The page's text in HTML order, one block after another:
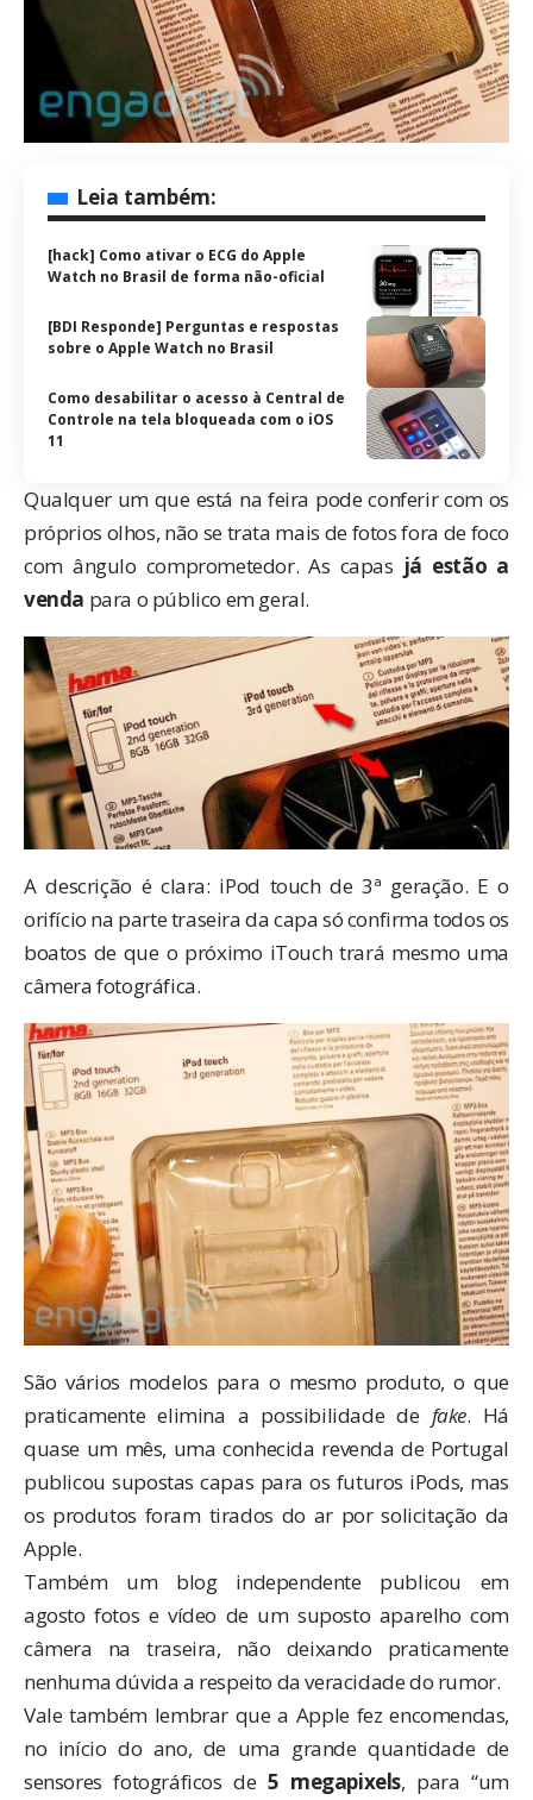
Leia também:
[hack] Como ativar o ECG do Apple
Watch no Brasil de forma não-oficial
[BDI Responde] Perguntas e respostas
sobre o Apple Watch no Brasil
Como desabilitar o acesso à Central de
Controle na tela bloqueada com o iOS
11
Qualquer um que está na feira pode conferir com os
próprios olhos, não se trata mais de fotos fora de foco
com ângulo comprometedor. As capas já estão a
venda para o público em geral.
A descrição é clara: iPod touch de 3ª geração. E o
orifício na parte traseira da capa só confirma todos os
boatos de que o próximo iTouch trará mesmo uma
câmera fotográfica.
São vários modelos para o mesmo produto, o que
praticamente elimina a possibilidade de fake. Há
quase um mês, uma conhecida revenda de Portugal
publicou supostas capas para os futuros iPods, mas
os produtos foram tirados do ar por solicitação da
Apple.
Também um blog independente publicou em
agostofotos e vídeo de um suposto aparelho com
câmera na traseira, não deixando praticamente
nenhuma dúvida a respeito da veracidade do rumor.
Vale também lembrar que a Apple fez encomendas,
no início do ano, de uma grande quantidade de
sensores fotográficos de 5 megapixels, para “um